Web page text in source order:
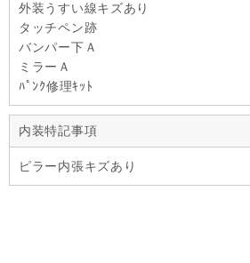
外装うすい線キズあり
タッチペン跡
バンパー下Ａ
ミラーＡ
ﾊﾟﾝｸ修理ｷｯﾄ
内装特記事項
ピラー内張キズあり